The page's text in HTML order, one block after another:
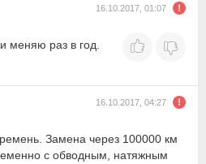
16.10.2017, 01:07
меняю раз в год.
16.10.2017, 04:27
Замена через 100000 км
с обводным, натяжным